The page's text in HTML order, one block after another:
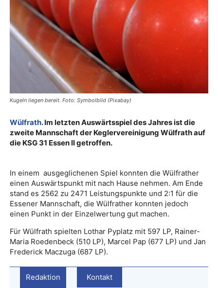
Kugeln liegen bereit. Foto: Symbolbild (Pixabay)
Wülfrath. Im letzten Auswärtsspiel des Jahres ist die
zweite Mannschaft der Keglervereinigung Wülfrath auf
die KSG 31 Essen II getroffen.
In einem ausgeglichenen Spiel konnten die Wülfrather
einen Auswärtspunkt mit nach Hause nehmen. Am Ende
stand es 2562 zu 2471 Leistungspunkte und 2:1 für die
Essener Mannschaft, die Wülfrather konnten jedoch
einen Punkt in der Einzelwertung gut machen.
Für Wülfrath spielten Lothar Pyplatz mit 597 LP, Rainer-
Maria Roedenbeck (510 LP), Marcel Pap (677 LP) und Jan
Frederick Maczuga (687 LP).
Redaktion Kontakt